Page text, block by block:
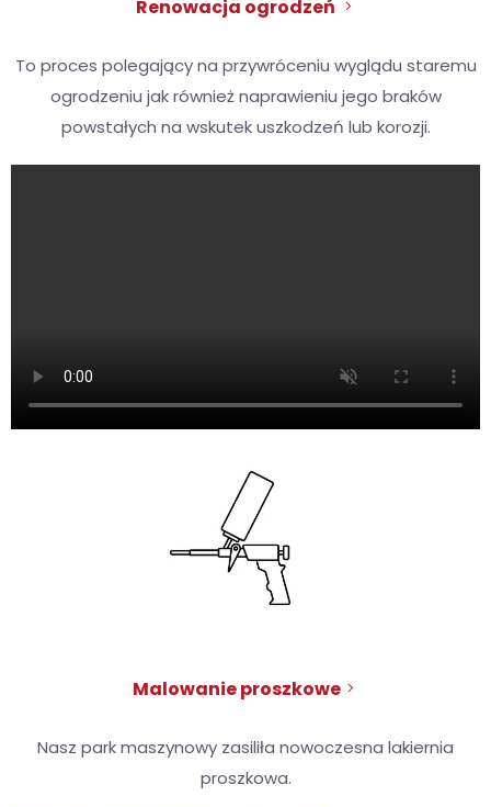
Renowacja ogrodzeń
To proces polegający na przywróceniu wyglądu staremu
ogrodzeniu jak również naprawieniu jego braków
powstałych na wskutek uszkodzeń lub korozji.
Malowanie proszkowe
Nasz park maszynowy zasiliła nowoczesna lakiernia
proszkowa.